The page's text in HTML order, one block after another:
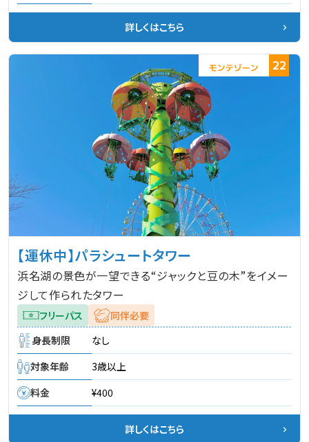
詳しくはこちら
22
【運休中】パラシュートタワー
浜名湖の景色が一望できる“ジャックと豆の木”をイメー
ジして作られたタワー
フリーパス
同伴必要
身長制限
なし
対象年齢
3歳以上
料金
¥400
詳しくはこちら